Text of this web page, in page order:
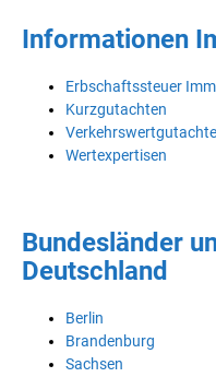
Informationen
Erbschaftssteuer
Kurzgutachten
Wertexpertisen
Bundesländer
Deutschland
Berlin
Brandenburg
Sachsen